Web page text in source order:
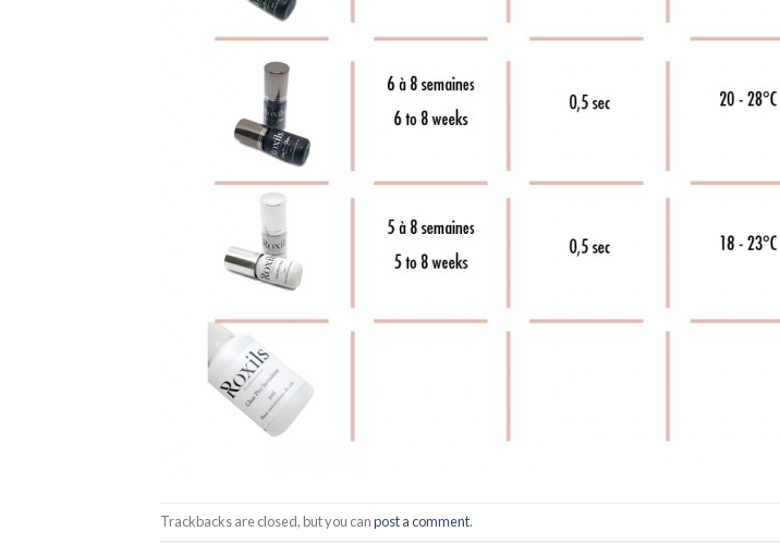
Trackbacks are closed, but you canpost a comment.